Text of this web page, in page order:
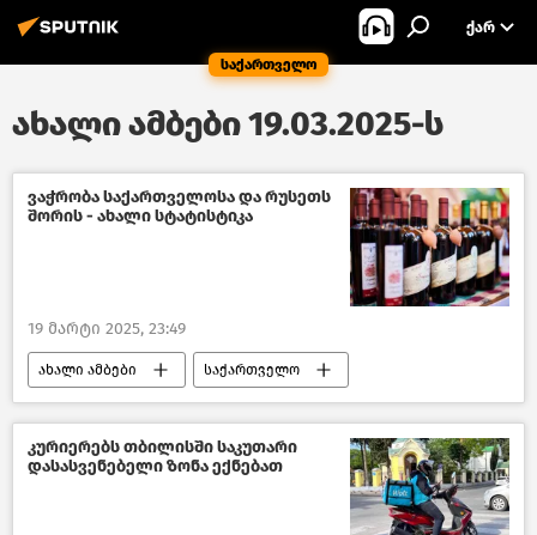
საქართველო
ᲥᲐᲠ
ახალი ამბები 19.03.2025-ს
ვაჭრობა საქართველოსა და რუსეთს
შორის - ახალი სტატისტიკა
19 მარტი 2025, 23:49
ახალი ამბები საქართველო
რუსეთი ეკონომიკა
საქართველოს ეკონომიკა
კურიერებს თბილისში საკუთარი
დასასვენებელი ზონა ექნებათ